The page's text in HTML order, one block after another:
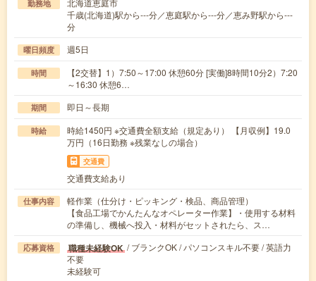
勤務地
千歳(北海道)駅から---分／恵庭駅から---分／恵み野駅から---
分
曜日頻度 週5日
時間
【2交替】1）7:50～17:00 休憩60分 [実働]8時間10分2）7:20
～16:30 休憩6…
期間 即日～長期
時給
時給1450円 ※交通費全額支給（規定あり） 【月収例】19.0
万円（16日勤務 ※残業なしの場合）
交通費
交通費支給あり
仕事内容
軽作業（仕分け・ピッキング・検品、商品管理）
【食品工場でかんたんなオペレーター作業】・使用する材料
の準備し、機械へ投入・材料がセットされたら、ス…
応募資格 職種未経験OK / ブランクOK / パソコンスキル不要 / 英語力
不要
未経験可